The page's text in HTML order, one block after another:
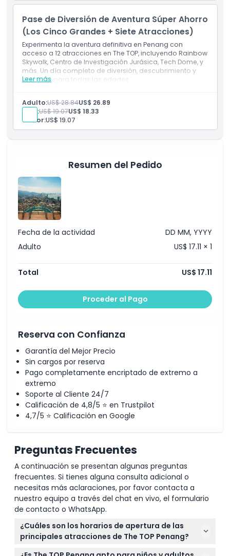
Cómo Canjear
Política de Cancelación
Pase de Diversión de Aventura Súper Ahorro
(Los Cinco Grandes + Siete Atracciones)
Experimenta la aventura definitiva en Penang con
acceso a 12 atracciones en The TOP, incluyendo Rainbow
Skywalk, Centro de Investigación Jurásica, Tech Dome, y
más. Un día completo de diversión, descubrimiento y
emoción para todas las edades.
Leer más
Explora 12 atracciones en The TOP Penang con un
solo boleto.
Incluye Skywalk, Tech Dome, museos y zonas de
diversión familiar.
Adulto:US$ 28.84US$ 26.89
Niño:US$ 19.07US$ 18.33
Senior:US$ 19.07
Resumen del Pedido
Fecha de la actividad
DD MM, YYYY
Adulto
US$ 17.11 × 1
Total US$ 17.11
Proceder al Pago
Reserva con Confianza
Garantía del Mejor Precio
Sin cargos por reserva
Pago completamente encriptado de extremo a
extremo
Soporte al Cliente 24/7
Calificación de 4,8/5 ⭐ en Trustpilot
4,7/5 ⭐ Calificación en Google
Preguntas Frecuentes
A continuación se presentan algunas preguntas
frecuentes. Si tienes alguna consulta adicional o
necesitas más aclaraciones, por favor contacta a
nuestro equipo a través del chat en vivo, el formulario
de contacto o WhatsApp.
¿Cuáles son los horarios de apertura de las
principales atracciones de The TOP Penang?
El Paseo del Arcoíris y la Plataforma de Observación